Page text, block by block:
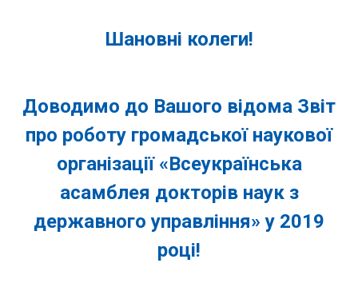
Шановні колеги!
Доводимо до Вашого відома Звіт
про роботу громадської наукової
організації «Всеукраїнська
асамблея докторів наук з
державного управління» у 2019
році!